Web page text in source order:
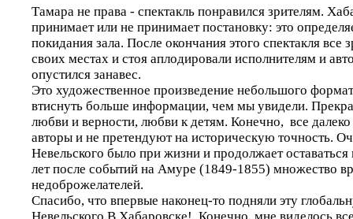
Тамара не права - спектакль понравился зрителям.
принимает или не принимает постановку: это
покидания зала. После окончания этого спектакля все
своих местах и стоя аплодировали исполнителям и
опустился занавес.
Это художественное произведение небольшого
втиснуть больше информации, чем мы увидели.
любви и верности, любви к детям. Конечно, все
авторы и не претендуют на историческую точность.
Невельского было при жизни и продолжает
лет после событий на Амуре (1849-1855) множество
недоброжелателей.
Спасибо, что впервые наконец-то подняли эту